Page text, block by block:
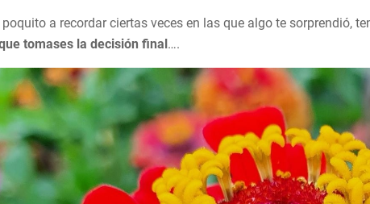
a recordar ciertas veces en las que algo te sorprendió,
tomases la decisión final….